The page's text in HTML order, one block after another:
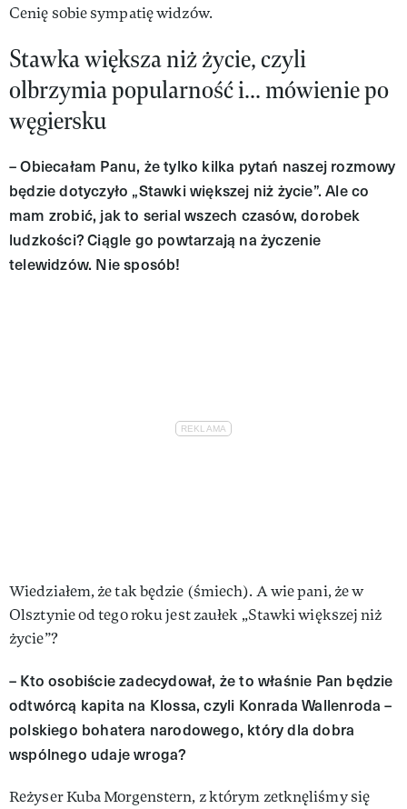
Cenię sobie sympatię widzów.
Stawka większa niż życie, czyli
olbrzymia popularność i... mówienie po
węgiersku
– Obiecałam Panu, że tylko kilka pytań naszej rozmowy
będzie dotyczyło „Stawki większej niż życie”. Ale co
mam zrobić, jak to serial wszech czasów, dorobek
ludzkości? Ciągle go powtarzają na życzenie
telewidzów. Nie sposób!
Wiedziałem, że tak będzie (śmiech). A wie pani, że w
Olsztynie od tego roku jest zaułek „Stawki większej niż
życie”?
– Kto osobiście zadecydował, że to właśnie Pan będzie
odtwórcą kapita­ na Klossa, czyli Konrada Wallenroda –
polskiego bohatera narodowego, któ­ry dla dobra
wspólnego udaje wroga?
Reżyser Kuba Morgenstern, z którym zetknęliśmy się